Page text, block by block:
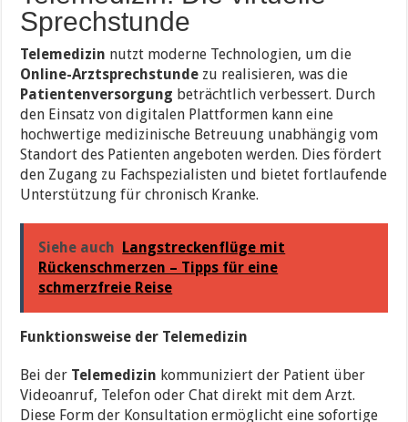
Sprechstunde
Telemedizin nutzt moderne Technologien, um die
Online-Arztsprechstunde zu realisieren, was die
Patientenversorgung beträchtlich verbessert. Durch
den Einsatz von digitalen Plattformen kann eine
hochwertige medizinische Betreuung unabhängig vom
Standort des Patienten angeboten werden. Dies fördert
den Zugang zu Fachspezialisten und bietet fortlaufende
Unterstützung für chronisch Kranke.
Siehe auch Langstreckenflüge mit
Rückenschmerzen – Tipps für eine
schmerzfreie Reise
Funktionsweise der Telemedizin
Bei der Telemedizin kommuniziert der Patient über
Videoanruf, Telefon oder Chat direkt mit dem Arzt.
Diese Form der Konsultation ermöglicht eine sofortige